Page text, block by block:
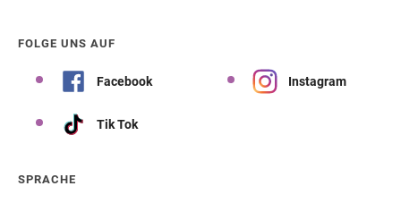
FOLGE UNS AUF
Facebook Instagram
Tik Tok
SPRACHE